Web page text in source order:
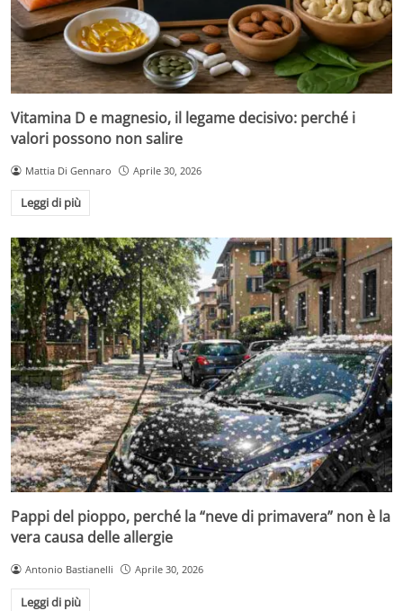
Vitamina D e magnesio, il legame decisivo: perché i
valori possono non salire
Mattia Di Gennaro Aprile 30, 2026
Leggi di più
Pappi del pioppo, perché la “neve di primavera” non è la
vera causa delle allergie
Antonio Bastianelli Aprile 30, 2026
Leggi di più